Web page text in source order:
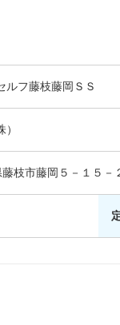
ルフ藤枝藤岡ＳＳ
枝市藤岡５－１５－